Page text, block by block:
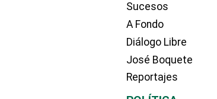
Sucesos
A Fondo
Diálogo Libre
José Boquete
Reportajes